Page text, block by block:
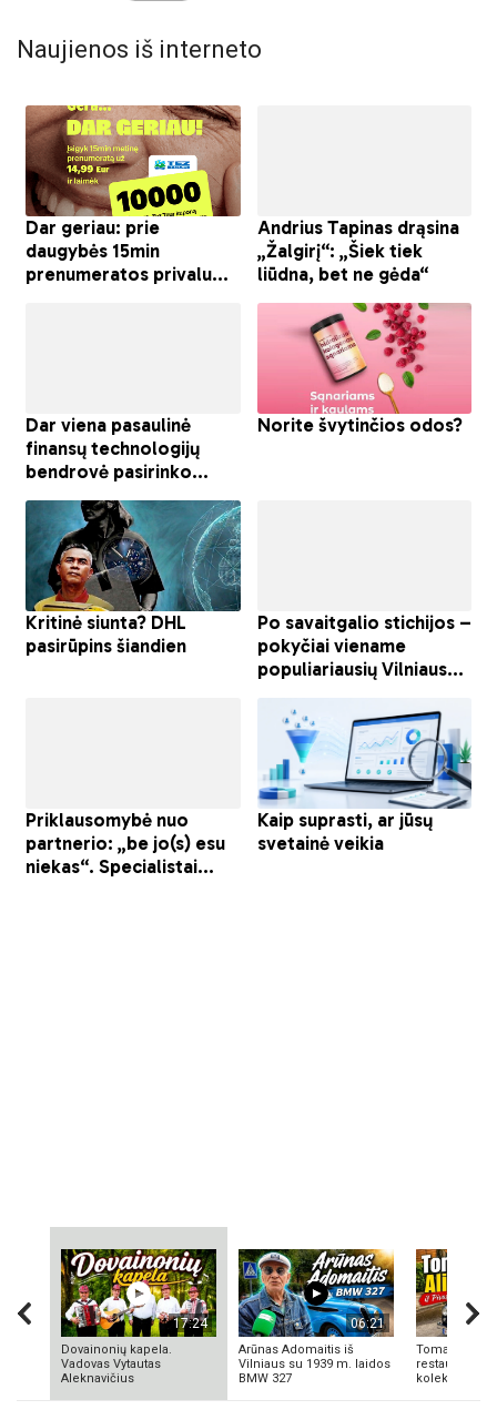
Naujienos iš interneto
17:24
Dovainonių kapela.
Vadovas Vytautas
Aleknavičius
06:21
Arūnas Adomaitis iš
Vilniaus su 1939 m. laidos
BMW 327
Tomas